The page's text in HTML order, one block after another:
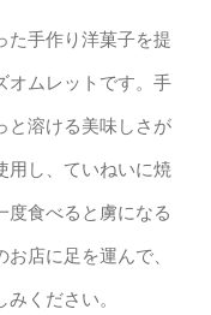
た手作り洋菓子を提
オムレットです。手
と溶ける美味しさが
用し、ていねいに焼
度食べると虜になる
店に足を運んで、
ください。